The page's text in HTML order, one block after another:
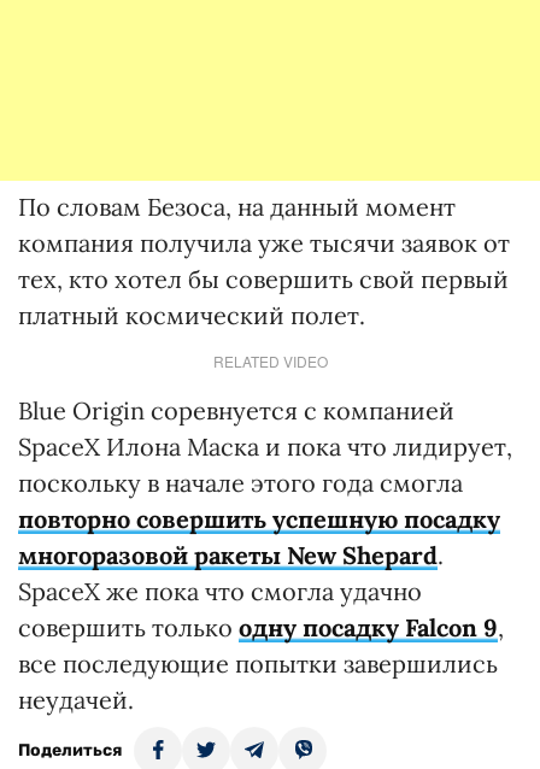
По словам Безоса, на данный момент
компания получила уже тысячи заявок от
тех, кто хотел бы совершить свой первый
платный космический полет.
RELATED VIDEO
Blue Origin соревнуется с компанией
SpaceX Илона Маска и пока что лидирует,
поскольку в начале этого года смогла
повторно совершить успешную посадку
многоразовой ракеты New Shepard.
SpaceX же пока что смогла удачно
совершить только одну посадку Falcon 9,
все последующие попытки завершились
неудачей.
Поделиться